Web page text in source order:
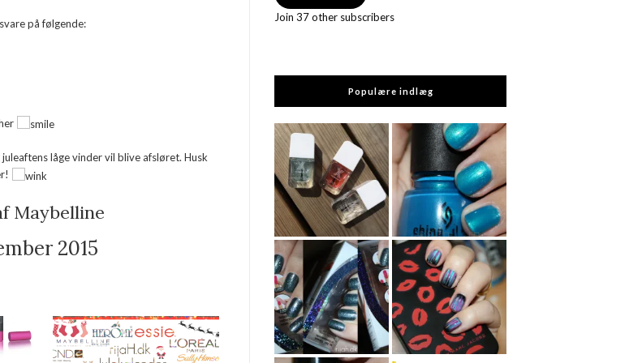
på følgende:
låge vinder vil blive afsløret. Husk
Maybelline
2015
Join 37 other subscribers
Populære indlæg